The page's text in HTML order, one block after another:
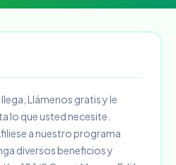
Llámenos gratis y le
lo que usted necesite.
a nuestro programa
diversos beneficios y